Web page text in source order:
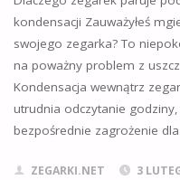
MOŻNA
WRZUCIĆ
KOSZTY?"
kondensacji Zauważyłeś
swojego zegarka? To
na poważny problem z
Kondensacja wewnątrz
utrudnia odczytanie
bezpośrednie zagrożenie
ZEGARKI.NET 3